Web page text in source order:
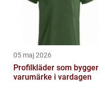
05 maj 2026
Profilkläder som bygger
varumärke i vardagen